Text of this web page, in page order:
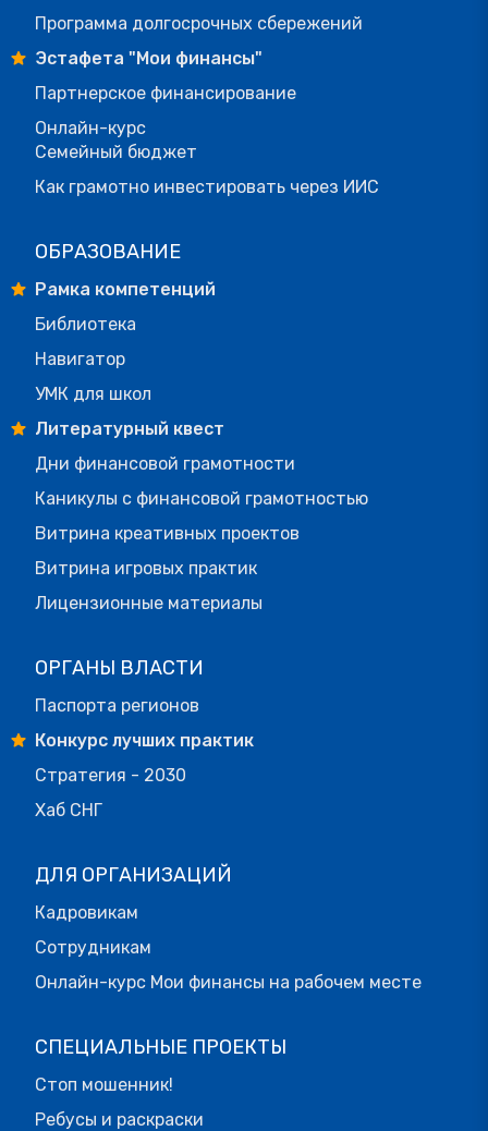
Программа долгосрочных сбережений
Эстафета "Мои финансы"
Партнерское финансирование
Онлайн-курс
Семейный бюджет
Как грамотно инвестировать через ИИС
ОБРАЗОВАНИЕ
Рамка компетенций
Библиотека
Навигатор
УМК для школ
Литературный квест
Дни финансовой грамотности
Каникулы с финансовой грамотностью
Витрина креативных проектов
Витрина игровых практик
Лицензионные материалы
ОРГАНЫ ВЛАСТИ
Паспорта регионов
Конкурс лучших практик
Стратегия - 2030
Хаб СНГ
ДЛЯ ОРГАНИЗАЦИЙ
Кадровикам
Сотрудникам
Онлайн-курс Мои финансы на рабочем месте
СПЕЦИАЛЬНЫЕ ПРОЕКТЫ
Стоп мошенник!
Ребусы и раскраски